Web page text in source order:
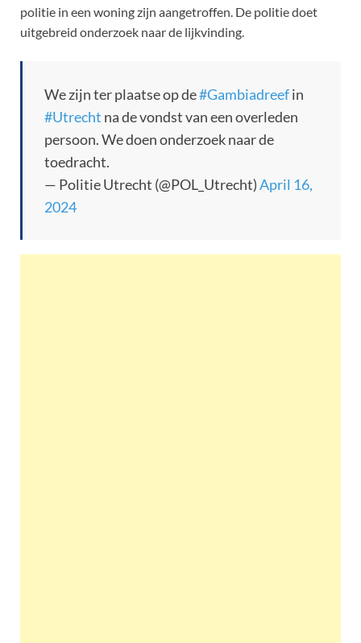
politie in een woning zijn aangetroffen. De politie doet
uitgebreid onderzoek naar de lijkvinding.
We zijn ter plaatse op de#Gambiadreefin
#Utrecht na de vondst van een overleden
persoon. We doen onderzoek naar de
toedracht.
— Politie Utrecht (@POL_Utrecht)April 16,
2024